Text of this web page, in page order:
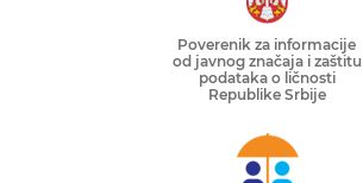
Poverenik za informacije
od javnog značaja i zaštitu
podataka o ličnosti
Republike Srbije